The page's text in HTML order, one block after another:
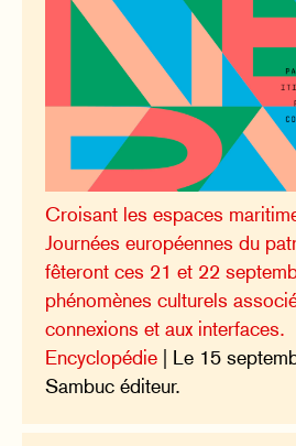
Croisant les espaces
Journées européennes du
fêteront ces 21 et 22
phénomènes culturels
connexions et aux interfaces.
Encyclopédie | Le 15
Sambuc éditeur.